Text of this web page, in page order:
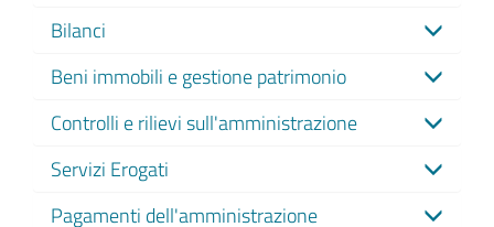
Bilanci
Beni immobili e gestione patrimonio
Controlli e rilievi sull'amministrazione
Servizi Erogati
Pagamenti dell'amministrazione